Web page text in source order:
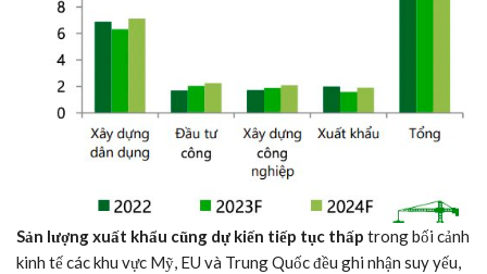
Sản lượng xuất khẩu cũng dự kiến tiếp tục thấp trong bối cảnh
kinh tế các khu vực Mỹ, EU và Trung Quốc đều ghi nhận suy yếu,